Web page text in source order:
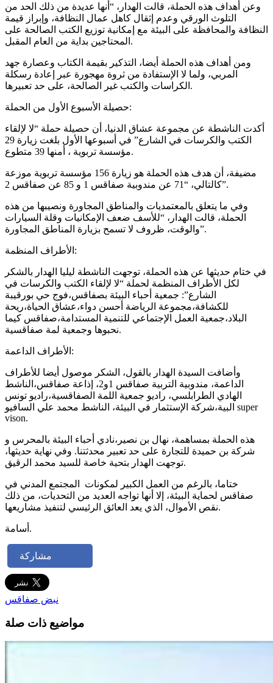
وعن أهداف هذه الحملة، قالت الهدار، “أنها عديدة من ذلك الحد من
التلوث الورقي وعدم إثقال كاهل عمال النظافة، وإبراز قيمة
النظافة والمحافظة على البيئة مع إمكانية توزيع الكتب الصالحة على
المحتاجين بداية من العام المقبل.
ومن أهداف هذه الحملة أيضا، التذكير بقيمة الكتاب وعصارة جهد
المربي، ولما لا الإستفادة من ثروة مهجورة عبر إعادة رسكلة
الكراسات والكتب غير الصالحة، على حد تعبيرها.
حصيلة الأسبوع الأول من الحملة:
أكدت الناشطة عن مجموعة عشاق الدنيا، أن حصيلة حملة “لا لإلقاء
الكتب والكرسات في الشارع” في أسبوعها الأول بلغت زيارة 29
مؤسسة تربوية ، أمنها 39 متطوع.
مضيفة، أن هدف هذه الحملة هو زيارة 156 مؤسسة تربوية موزعة
كالتالي، “71 عن مندوبية صفاقس 1 و 85 عن صفاقس 2”.
وفي ما يتعلق بالمعتمديات والمناطق المجاورة ونصيبها من هذه
الحملة، قالت الهدار، “للأسف ضعف الإمكانيات وقلة السيارات
والوقت، ظروف لا تسمح بزيارة المناطق المجاورة”.
الأطراف المنظمة:
في ختام حديثها عن هذه الحملة، توجهت الناشطة ليليا الهدار بالشكر
لكل الأطراف المنظمة لحملة “لا لإلقاء الكتب والكرسات في
الشارع”: جمعية أحباء البيئة بصفاقس،فوج حي بورقيبة
للكشافة،مجموعة الرياضة أحسن دواء،عشاق الحياة،ريحة
البلاد،جمعية العمل الإجتماعي للتنمية المستدامة،صفاقس كيما
نحبوها وجمعية لمة صفاقسية.
الأطراف الداعمة:
وأضافت السيدة الهدار بالقول، الشكر موصول أيضا للأطراف
الداعمة، مندوبية التربية صفاقس 1و2، إذاعة صفاقس،الناشط
الهادي الطرابلسي، راديو جمعية اللمة الصفاقسية،راديو تونس
البية،شركة الإستثمار في البيئة، الناشط محمد علي السافيو super
vison.
هذه الحملة بمساهمة، نهال بن نصير،نادي أحباء البيئة بالمحرس و
شركة بن حميدة للتجارة على حد تعبير محدثتنا. وفي نهاية حديثها،
توجهت الهدار بتحية خاصة للسيد محمد الرقيق.
ختاما، بالرغم من العمل الكبير لمكونات المجتمع المدني في
صفاقس لحماية البيئة، إلا أنها تواجه العديد من التحديات، من ذلك
نقص الأموال، الذي يعد العائق الرئيسي لتنفيذ مشاريعها.
أسامة.
مشاركة
نبض صفاقس
مواضيع ذات صلة